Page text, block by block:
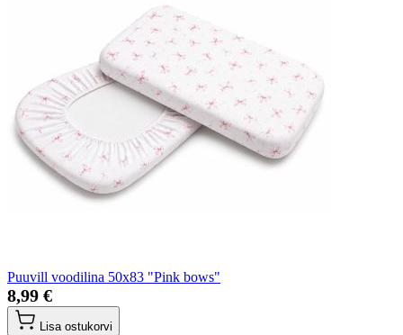
Puuvill voodilina 50x83 "Pink bows"
8,99 €
Lisa ostukorvi